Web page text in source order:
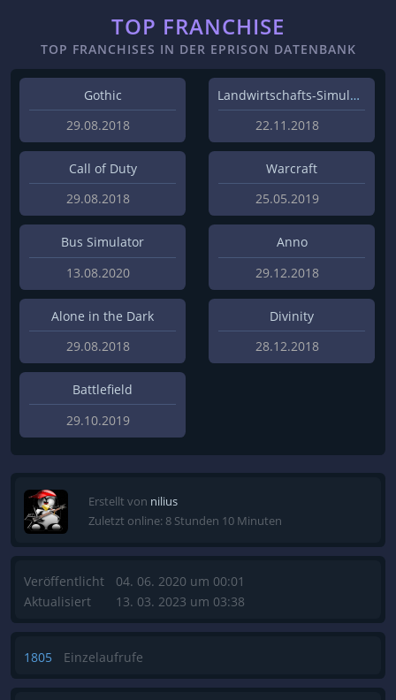
TOP FRANCHISE
TOP FRANCHISES IN DER EPRISON DATENBANK
Gothic
29.08.2018
Landwirtschafts-Simulator
22.11.2018
Call of Duty
29.08.2018
Warcraft
25.05.2019
Bus Simulator
13.08.2020
Anno
29.12.2018
Alone in the Dark
29.08.2018
Divinity
28.12.2018
Battlefield
29.10.2019
Erstellt von nilius
Zuletzt online: 8 Stunden 10 Minuten
Veröffentlicht
Aktualisiert
04. 06. 2020 um 00:01
13. 03. 2023 um 03:38
1805 Einzelaufrufe